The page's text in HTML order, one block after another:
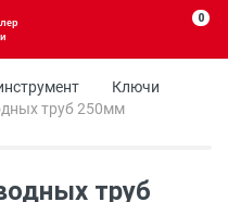
0
Ключи
труб 250мм
труб